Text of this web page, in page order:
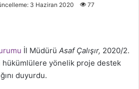
3 Haziran 2020 77
İl Müdürü Asaf Çalışır, 2020/2.
yönelik proje destek
duyurdu.